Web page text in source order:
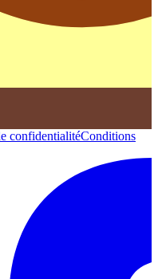
confidentialitéConditions